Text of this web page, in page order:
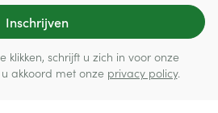
Inschrijven
klikken, schrijft u zich in voor onze
akkoord met onze privacy policy.